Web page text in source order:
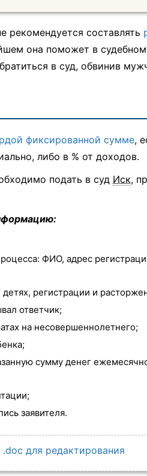
составлять
она поможет в судебном
в суд, обвинив
фиксированной сумме,
либо в % от доходов.
подать в суд Иск,
ФИО, адрес
регистрации и
ответчик;
на несовершеннолетнего;
сумму денег
заявителя.
для редактирования